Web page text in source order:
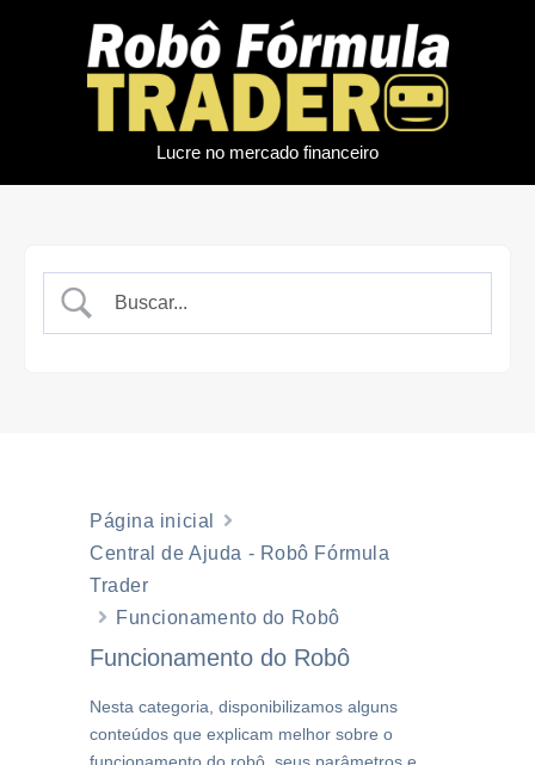
Lucre no mercado financeiro
Página inicial
Central de Ajuda - Robô Fórmula
Trader
Funcionamento do Robô
Funcionamento do Robô
Nesta categoria, disponibilizamos alguns
conteúdos que explicam melhor sobre o